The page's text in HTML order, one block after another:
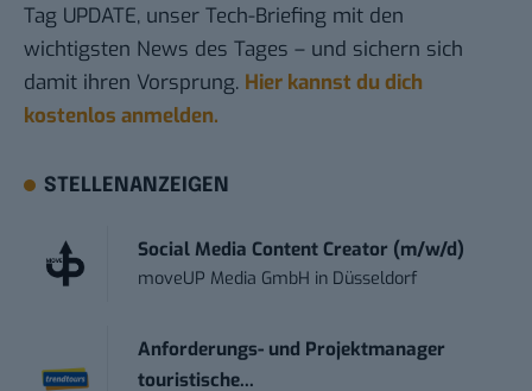
Tag UPDATE, unser Tech-Briefing mit den
wichtigsten News des Tages – und sichern sich
damit ihren Vorsprung. Hier kannst du dich
kostenlos anmelden.
STELLENANZEIGEN
Social Media Content Creator (m/w/d)
moveUP Media GmbH in Düsseldorf
Anforderungs- und Projektmanager
touristische...